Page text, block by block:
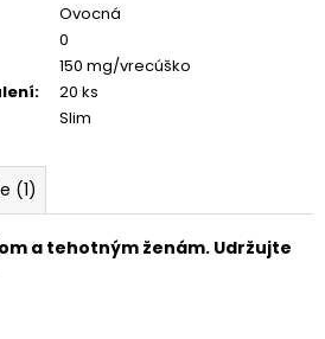
Ovocná
0
150 mg/vrecúško
:
20 ks
Slim
(1)
a tehotným ženám. Udržujte